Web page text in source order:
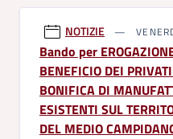
NOTIZIE
Bando per
BENEFICIO DEI
BONIFICA DI
ESISTENTI SUL
DEL MEDIO